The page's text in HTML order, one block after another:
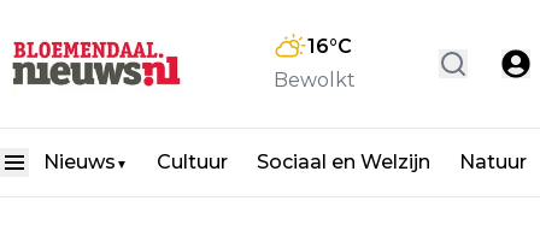
16°C
Bewolkt
Nieuws ▼ Cultuur Sociaal en Welzijn Natuur